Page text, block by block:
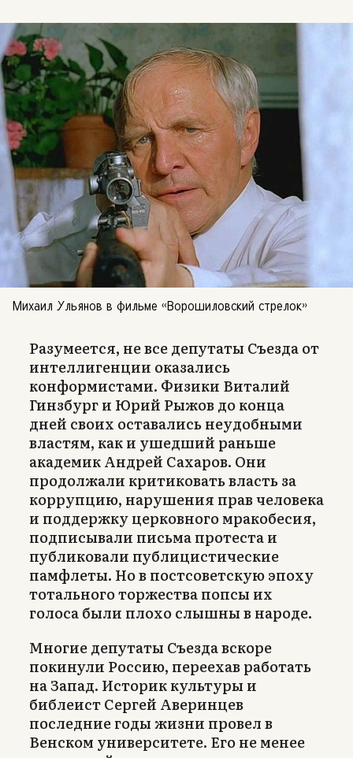
Михаил Ульянов в фильме «Ворошиловский стрелок»
Разумеется, не все депутаты Съезда от
интеллигенции оказались
конформистами. Физики Виталий
Гинзбург и Юрий Рыжов до конца
дней своих оставались неудобными
властям, как и ушедший раньше
академик Андрей Сахаров. Они
продолжали критиковать власть за
коррупцию, нарушения прав человека
и поддержку церковного мракобесия,
подписывали письма протеста и
публиковали публицистические
памфлеты. Но в постсоветскую эпоху
тотального торжества попсы их
голоса были плохо слышны в народе.
Многие депутаты Съезда вскоре
покинули Россию, переехав работать
на Запад. Историк культуры и
библеист Сергей Аверинцев
последние годы жизни провел в
Венском университете. Его не менее